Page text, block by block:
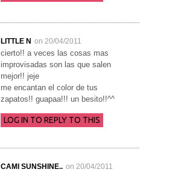
LITTLE N on 20/04/2011
cierto!! a veces las cosas mas
improvisadas son las que salen
mejor!! jeje
me encantan el color de tus
zapatos!! guapaa!!! un besito!!^^
LOG IN TO REPLY TO THIS
CAMI SUNSHINE.. on 20/04/2011